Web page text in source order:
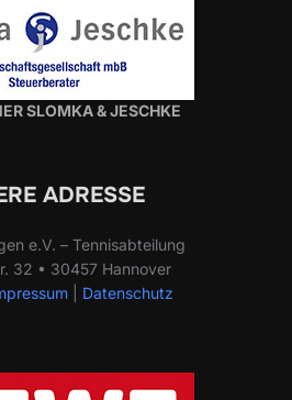
SLOMKA & JESCHKE
ADRESSE
e.V. – Tennisabteilung
32 • 30457 Hannover
| Datenschutz